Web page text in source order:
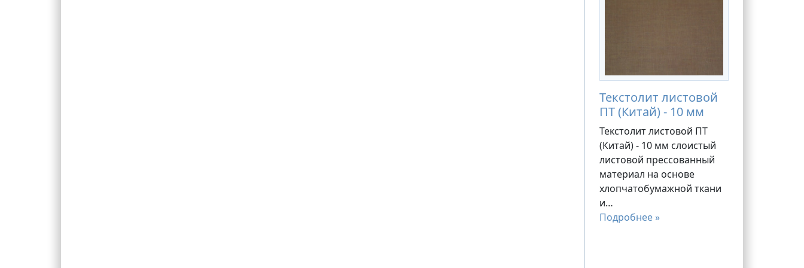
Текстолит листовой
ПТ (Китай) - 10 мм
Текстолит листовой ПТ
(Китай) - 10 мм слоистый
листовой прессованный
материал на основе
хлопчатобумажной ткани
и…
Подробнее »